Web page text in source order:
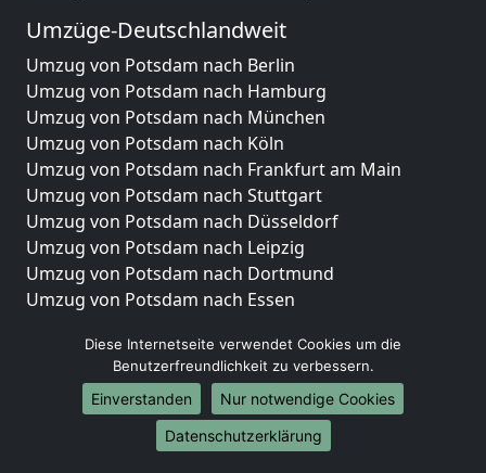
Umzüge-Deutschlandweit
Umzug von Potsdam nach Berlin
Umzug von Potsdam nach Hamburg
Umzug von Potsdam nach München
Umzug von Potsdam nach Köln
Umzug von Potsdam nach Frankfurt am Main
Umzug von Potsdam nach Stuttgart
Umzug von Potsdam nach Düsseldorf
Umzug von Potsdam nach Leipzig
Umzug von Potsdam nach Dortmund
Umzug von Potsdam nach Essen
Umzug von Potsdam nach Dresden
Umzug von Potsdam nach Hannover
Umzug von Potsdam nach Nürnberg
Umzug von Potsdam nach Duisburg
Umzug von Potsdam nach Bochum
Diese Internetseite verwendet Cookies um die
Benutzerfreundlichkeit zu verbessern.
Einverstanden
Nur notwendige Cookies
Datenschutzerklärung